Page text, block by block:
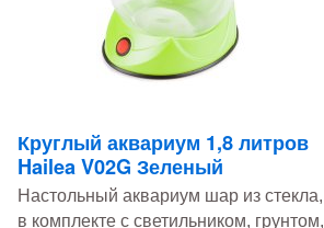
Круглый аквариум 1,8 литров
Hailea V02G Зеленый
Настольный аквариум шар из стекла,
в комплекте с светильником, грунтом,